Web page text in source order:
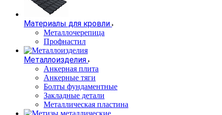
Материалы для кровли
Металлочерепица
Профнастил
Металлоизделия
Анкерная плита
Анкерные тяги
Болты фундаментные
Закладные детали
Металлическая пластина